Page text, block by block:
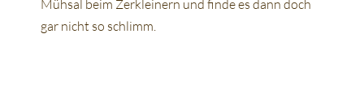
Mühsal beim Zerkleinern und finde es dann doch
gar nicht so schlimm.